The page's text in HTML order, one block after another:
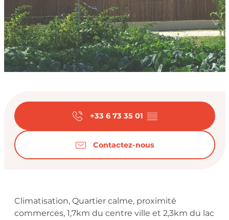
Ouverture et
+33 6 73 35 01 ▒▒
Contactez-nous
Description
Climatisation, Quartier calme, proximité
commerces, 1,7km du centre ville et 2,3km du lac